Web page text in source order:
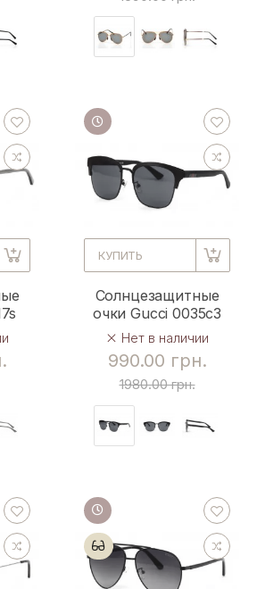
КУПИТЬ
Солнцезащитные
очки Gucci 0035c3
Нет в наличии
990.00 грн.
1980.00 грн.